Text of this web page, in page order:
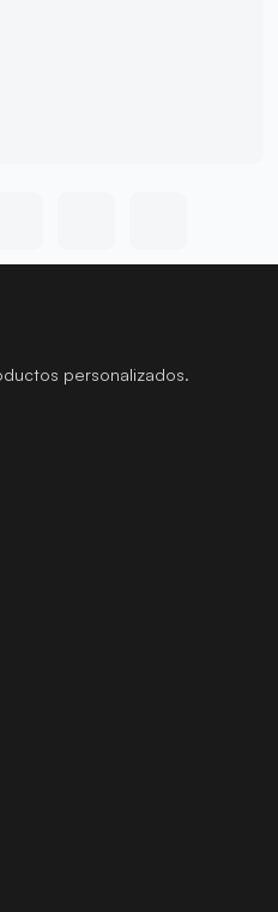
personalizados.